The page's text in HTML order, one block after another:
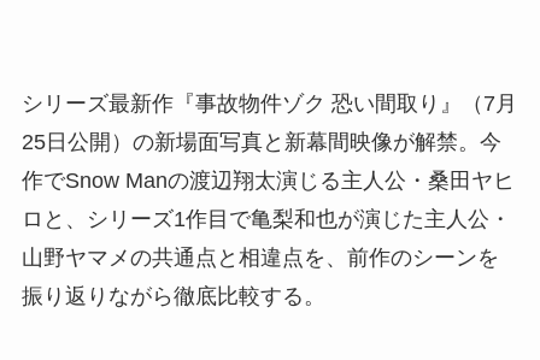
シリーズ最新作『事故物件ゾク 恐い間取り』（7月
25日公開）の新場面写真と新幕間映像が解禁。今
作でSnow Manの渡辺翔太演じる主人公・桑田ヤヒ
ロと、シリーズ1作目で亀梨和也が演じた主人公・
山野ヤマメの共通点と相違点を、前作のシーンを
振り返りながら徹底比較する。